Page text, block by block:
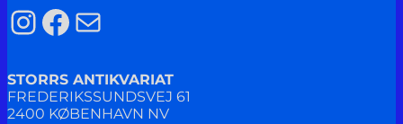
Instagram
Facebook
Mail
STORRS ANTIKVARIAT
FREDERIKSSUNDSVEJ 61
2400 KØBENHAVN NV